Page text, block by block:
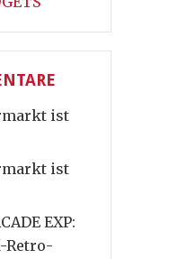
ist
ist
EXP:
Retro-